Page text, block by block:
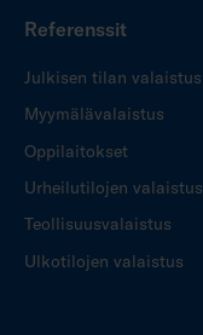
Referenssit
Julkisen tilan valaistus
Myymälävalaistus
Oppilaitokset
Urheilutilojen valaistus
Teollisuusvalaistus
Ulkotilojen valaistus